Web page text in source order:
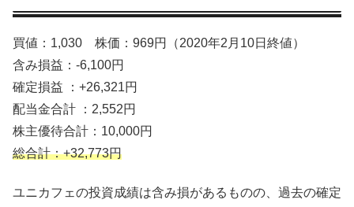
買値：1,030 株価：969円（2020年2月10日終値）
含み損益：-6,100円
確定損益 ：+26,321円
配当金合計 ：2,552円
株主優待合計：10,000円
総合計：+32,773円
ユニカフェの投資成績は含み損があるものの、過去の確定